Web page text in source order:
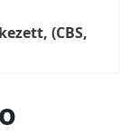
(CBS,